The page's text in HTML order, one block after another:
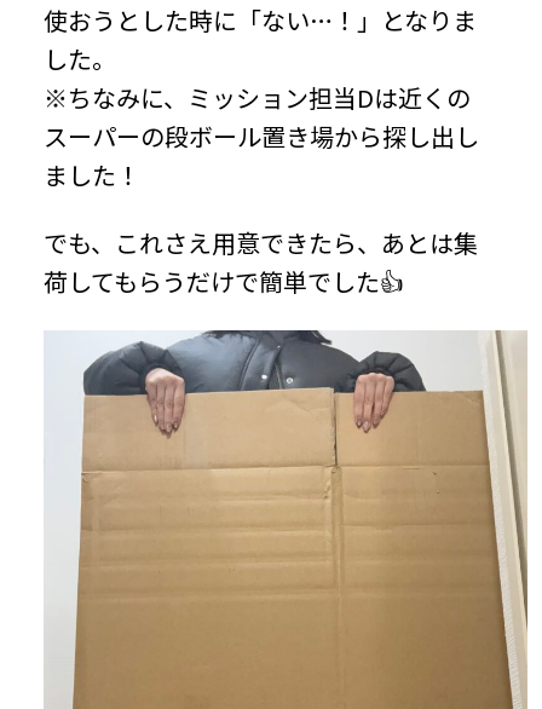
使おうとした時に「ない…！」となりま
した。
※ちなみに、ミッション担当Dは近くの
スーパーの段ボール置き場から探し出し
ました！
でも、これさえ用意できたら、あとは集
荷してもらうだけで簡単でした👍